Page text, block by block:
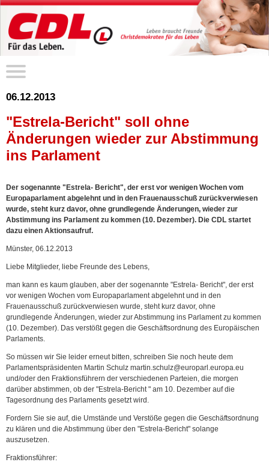
06.12.2013
"Estrela-Bericht" soll ohne
Änderungen wieder zur Abstimmung
ins Parlament
Der sogenannte "Estrela- Bericht", der erst vor wenigen Wochen vom
Europaparlament abgelehnt und in den Frauenausschuß zurückverwiesen
wurde, steht kurz davor, ohne grundlegende Änderungen, wieder zur
Abstimmung ins Parlament zu kommen (10. Dezember). Die CDL startet
dazu einen Aktionsaufruf.
Münster, 06.12.2013
Liebe Mitglieder, liebe Freunde des Lebens,
man kann es kaum glauben, aber der sogenannte "Estrela- Bericht", der erst
vor wenigen Wochen vom Europaparlament abgelehnt und in den
Frauenausschuß zurückverwiesen wurde, steht kurz davor, ohne
grundlegende Änderungen, wieder zur Abstimmung ins Parlament zu kommen
(10. Dezember). Das verstößt gegen die Geschäftsordnung des Europäischen
Parlaments.
So müssen wir Sie leider erneut bitten, schreiben Sie noch heute dem
Parlamentspräsidenten Martin Schulz martin.schulz@europarl.europa.eu
und/oder den Fraktionsführern der verschiedenen Parteien, die morgen
darüber abstimmen, ob der "Estrela-Bericht " am 10. Dezember auf die
Tagesordnung des Parlaments gesetzt wird.
Fordern Sie sie auf, die Umstände und Verstöße gegen die Geschäftsordnung
zu klären und die Abstimmung über den "Estrela-Bericht" solange
auszusetzen.
Fraktionsführer: